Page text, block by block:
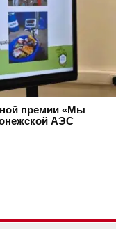
премии «Мы
АЭС